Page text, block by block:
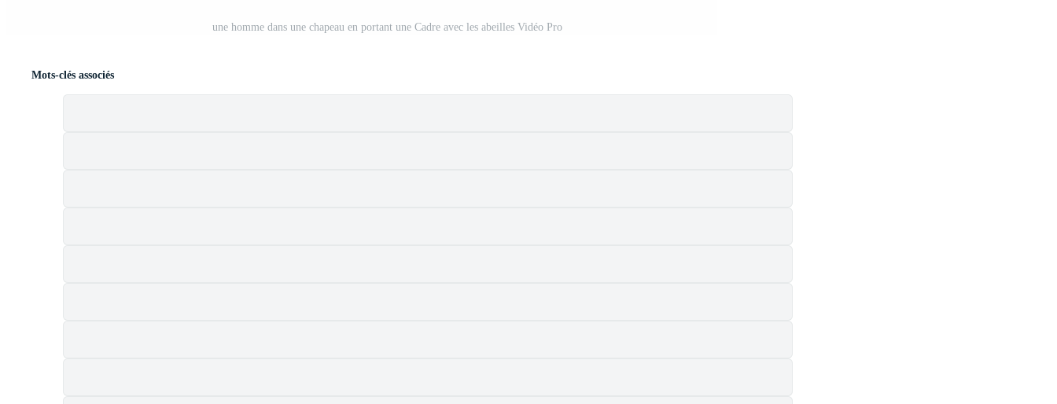
une homme dans une chapeau en portant une Cadre avec les abeilles Vidéo Pro
Mots-clés associés